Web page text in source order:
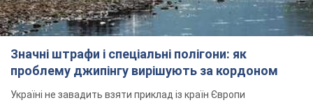
На Прикарпатті після аномальної
спеки пройшла потужна злива:
дороги перетворились на річки.
Відео
Негода накрила Івано-Франківщину та